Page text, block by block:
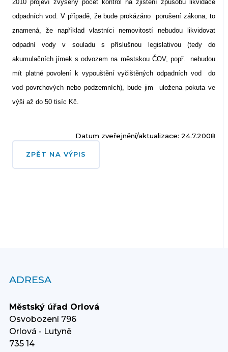
2010 projeví zvýšený počet kontrol na zjištění způsobu likvidace
odpadních vod. V případě, že bude prokázáno porušení zákona, to
znamená, že například vlastníci nemovitostí nebudou likvidovat
odpadní vody v souladu s příslušnou legislativou (tedy do
akumulačních jímek s odvozem na městskou ČOV, popř.
nebudou
mít platné povolení k vypouštění vyčištěných odpadních vod
do
vod povrchových nebo podzemních), bude jim
uložena pokuta ve
výši až do 50 tisíc Kč.
Datum zveřejnění/aktualizace: 24.7.2008
ZPĚT NA VÝPIS
ADRESA
Městský úřad Orlová
Osvobození 796
Orlová - Lutyně
735 14